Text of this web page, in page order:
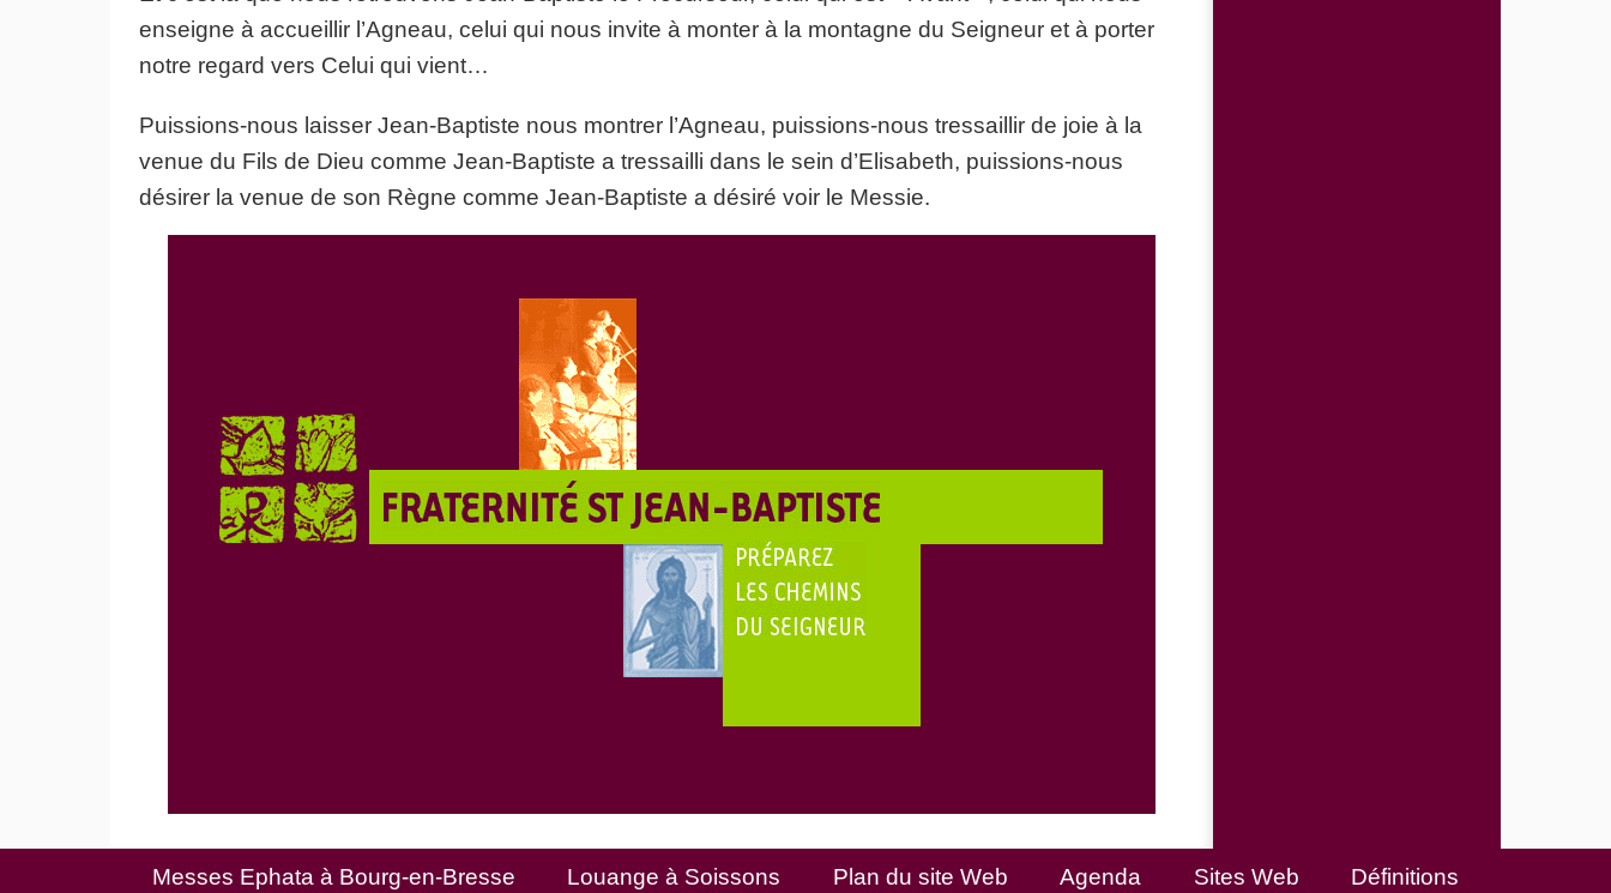
enseigne à accueillir l’Agneau, celui qui nous invite à monter à la montagne du Seigneur et à porter
notre regard vers Celui qui vient…
Puissions-nous laisser Jean-Baptiste nous montrer l’Agneau, puissions-nous tressaillir de joie à la
venue du Fils de Dieu comme Jean-Baptiste a tressailli dans le sein d’Elisabeth, puissions-nous
désirer la venue de son Règne comme Jean-Baptiste a désiré voir le Messie.
Messes Ephata à Bourg-en-Bresse Louange à Soissons Plan du site Web Agenda Sites Web Définitions